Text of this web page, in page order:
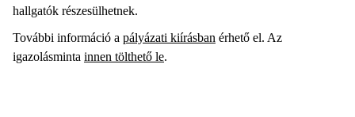
hallgatók részesülhetnek.
További információ a pályázati kiírásban érhető el. Az
igazolásminta innen tölthető le.